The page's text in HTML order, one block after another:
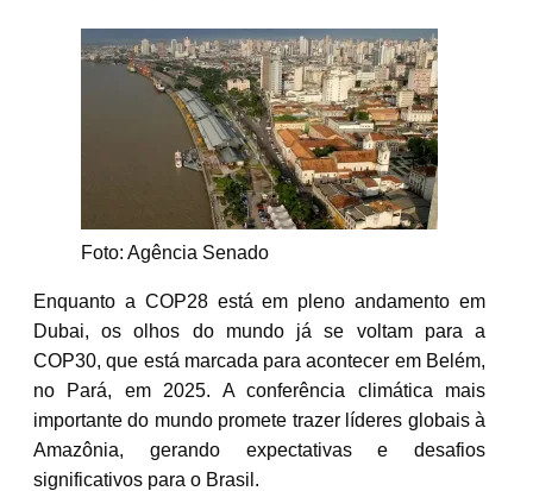
Foto: Agência Senado
Enquanto a COP28 está em pleno andamento em
Dubai, os olhos do mundo já se voltam para a
COP30, que está marcada para acontecer em Belém,
no Pará, em 2025. A conferência climática mais
importante do mundo promete trazer líderes globais à
Amazônia, gerando expectativas e desafios
significativos para o Brasil.